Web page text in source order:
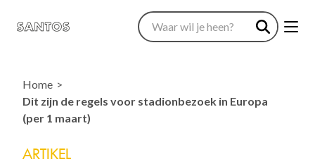
Home
Dit zijn de regels voor stadionbezoek in Europa
(per 1 maart)
ARTIKEL